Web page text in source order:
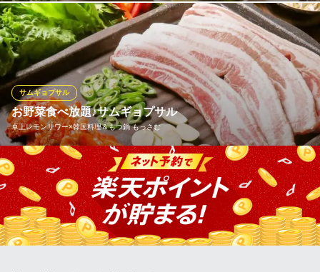
カレーの最高のお供といえば、ふっくらアツアツのナンとライ
ス！当店では嬉しい「食べ放題」でお楽しみいただけます。お腹
いっぱいになるまで心ゆくまで味わえるので、ランチタイムやデ
ィナーのガッツリお食事利用にも大満足間違いなしです。
くま☆さん
インドカレー
ＪＲ京浜東北線川口駅 徒歩12分
埼玉県川口市幸町2-9-16 1F
お野菜食べ放題♪サムギョプサル
卓上レモンサワー×韓国料理＆もつ鍋 もっさむ
サムギョプサル
十数種類のお野菜が食べ放題！！ お肉も斜めのプレートで余分な
油が落ちるのでヘルシー♪バテ防止！デトックス♪この時季にピッ
タリ！ たくさんのお野菜に溶岩石でジューシーに焼いた豚肉をの
せ、キムチや白髪ネギにんにくなどをお好みで、くるっと巻いて
召し上がれ♪おいしいヘルシー！次の日お肌・お腹の調子抜群で
す！